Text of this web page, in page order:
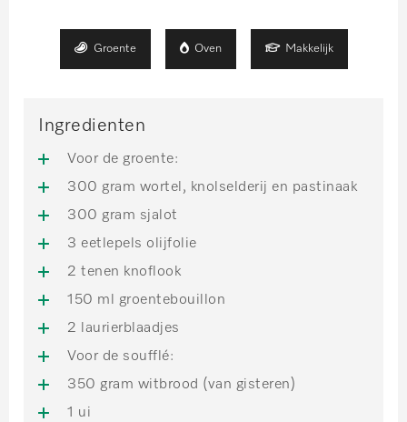
Groente Oven Makkelijk
Ingredienten
Voor de groente:
300 gram wortel, knolselderij en pastinaak
300 gram sjalot
3 eetlepels olijfolie
2 tenen knoflook
150 ml groentebouillon
2 laurierblaadjes
Voor de soufflé:
350 gram witbrood (van gisteren)
1 ui